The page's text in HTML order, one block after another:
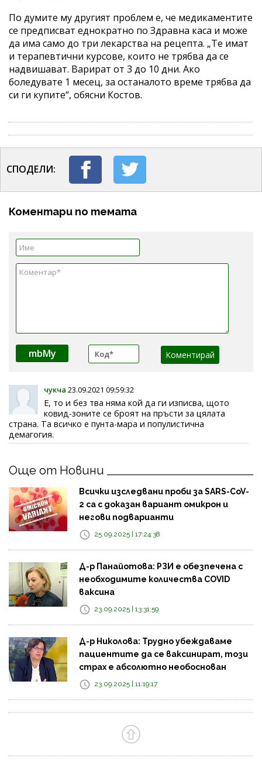
По думите му другият проблем е, че медикаментите
се предписват еднократно по Здравна каса и може
да има само до три лекарства на рецепта. „Те имат
и терапевтични курсове, които не трябва да се
надвишават. Варират от 3 до 10 дни. Ако
боледувате 1 месец, за останалото време трябва да
си ги купите“, обясни Костов.
СПОДЕЛИ:
Коментари по темата
mbMy
чукча 23.09.2021 09:59:32
Е, то и без тва няма кой да ги изписва, щото
ковид-зоните се броят на пръсти за цялата
страна. Та всичко е пунта-мара и популистична
демагогия.
Още от Новини
Всички изследвани проби за SARS-CoV-
2 са с доказан вариант омикрон и
негови подварианти
25.09.2025 | 17:24:38
Д-р Панайотова: РЗИ е обезпечена с
необходимите количества COVID
ваксина
23.09.2025 | 13:31:59
Д-р Николова: Трудно убеждаваме
пациентите да се ваксинират, този
страх е абсолютно необоснован
23.09.2025 | 11:19:17